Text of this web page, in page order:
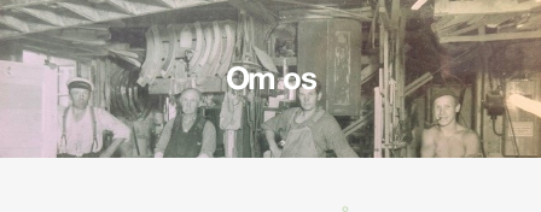
Send
mail
Om os